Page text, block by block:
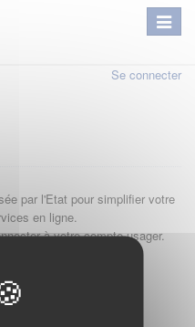
Se connecter
par l'Etat pour simplifier votre
en ligne.
à votre compte usager.
?